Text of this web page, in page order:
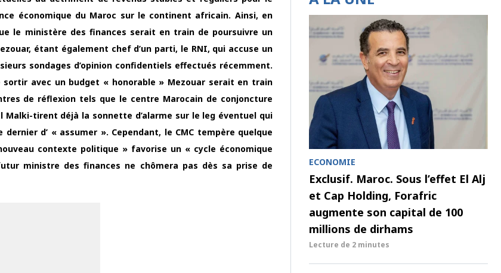
économique du Maroc sur le continent africain. Ainsi, en
le ministère des finances serait en train de poursuivre un
étant également chef d’un parti, le RNI, qui accuse un
sondages d’opinion confidentiels effectués récemment.
avec un budget « honorable » Mezouar serait en train
de réflexion tels que le centre Marocain de conjoncture
Malki-tirent déjà la sonnette d’alarme sur le leg éventuel qui
d’ « assumer ». Cependant, le CMC tempère quelque
contexte politique » favorise un « cycle économique
ministre des finances ne chômera pas dès sa prise de
ECONOMIE
Exclusif. Maroc. Sous l’effet El Alj
et Cap Holding, Forafric
augmente son capital de 100
millions de dirhams
Lecture de 2 minutes